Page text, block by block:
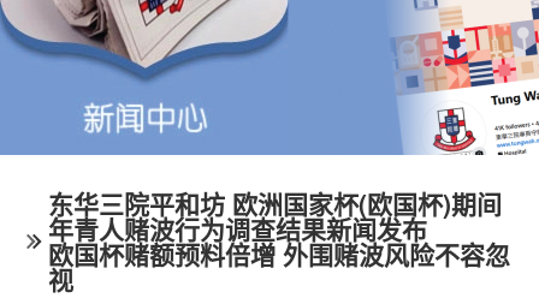
东华三院平和坊 欧洲国家杯(欧国杯)期间
年青人赌波行为调查结果新闻发布
欧国杯赌额预料倍增 外围赌波风险不容忽
视